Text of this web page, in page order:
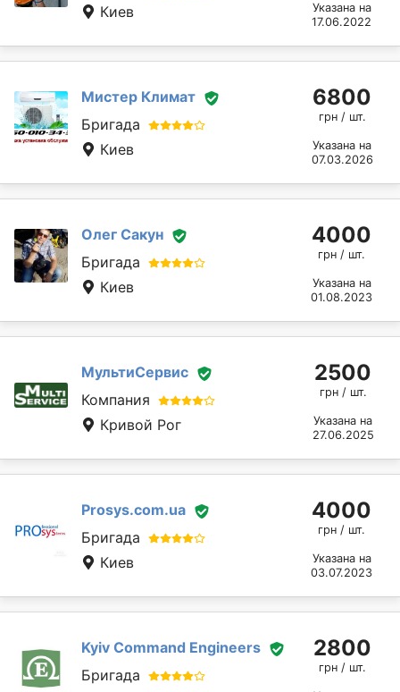
Киев
Указана на
17.06.2022
Мистер Климат
Бригада
Киев
6800
грн / шт.
Указана на
07.03.2026
Олег Сакун
Бригада
Киев
4000
грн / шт.
Указана на
01.08.2023
МультиСервис
Компания
Кривой Рог
2500
грн / шт.
Указана на
27.06.2025
Prosys.com.ua
Бригада
Киев
4000
грн / шт.
Указана на
03.07.2023
Kyiv Command Engineers
Бригада
2800
грн / шт.